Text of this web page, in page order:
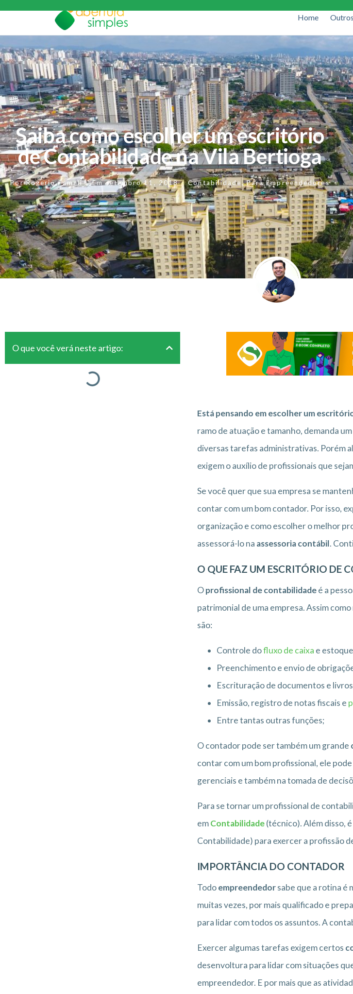
Home
Saiba como escolher um escritório
de Contabilidade na Vila Bertioga
PorRogerio Fameli Em setembro 11, 2018 Contabilidade,Para Empreendedores
O que você verá neste artigo:
Está pensando em escolher um
ramo de atuação e tamanho, demanda
diversas tarefas administrativas. Porém
exigem o auxílio de profissionais que
Se você quer que sua empresa se
contar com um bom contador. Por isso,
organização e como escolher o melhor
assessorá-lo na assessoria contábil.
O QUE FAZ UM ESCRITÓRIO DE
Oprofissional de contabilidadeé a
patrimonial de uma empresa. Assim
são:
Controle dofluxo de caixa e
Preenchimento e envio de
Escrituração de documentos e
Emissão, registro de notas fiscais e
Entre tantas outras funções;
O contador pode ser também um grande
contar com um bom profissional, ele
gerenciais e também na tomada de
Para se tornar um profissional de
emContabilidade(técnico). Além disso,
Contabilidade) para exercer a profissão
IMPORTÂNCIA DO CONTADOR
Todoempreendedorsabe que a rotina é
muitas vezes, por mais qualificado e
para lidar com todos os assuntos. A
Exercer algumas tarefas exigem certos
desenvoltura para lidar com situações
empreendedor. E por mais que as